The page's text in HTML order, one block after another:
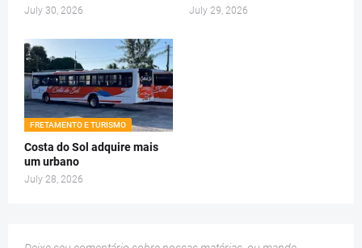
July 30, 2026 July 29, 2026
FRETAMENTO E TURISMO
Costa do Sol adquire mais
um urbano
July 28, 2026